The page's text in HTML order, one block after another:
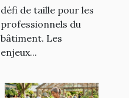
pour les
professionnels
?
défi de taille pour les
professionnels du
bâtiment. Les
enjeux...